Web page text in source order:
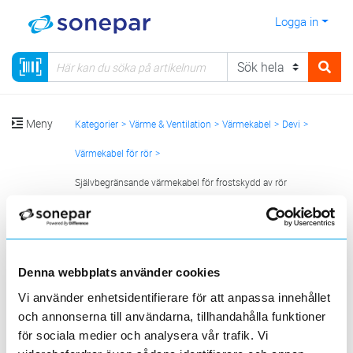
Denna webbplats använder cookies
Vi använder enhetsidentifierare för att anpassa innehållet
och annonserna till användarna, tillhandahålla funktioner
för sociala medier och analysera vår trafik. Vi
Logga in
Meny Kategorier Värme & Ventilation Värmekabel Devi
Värmekabel för rör
Självbegränsande värmekabel för frostskydd av rör
Sortera
Sida < 1 > Per sida 20 50
DEVI